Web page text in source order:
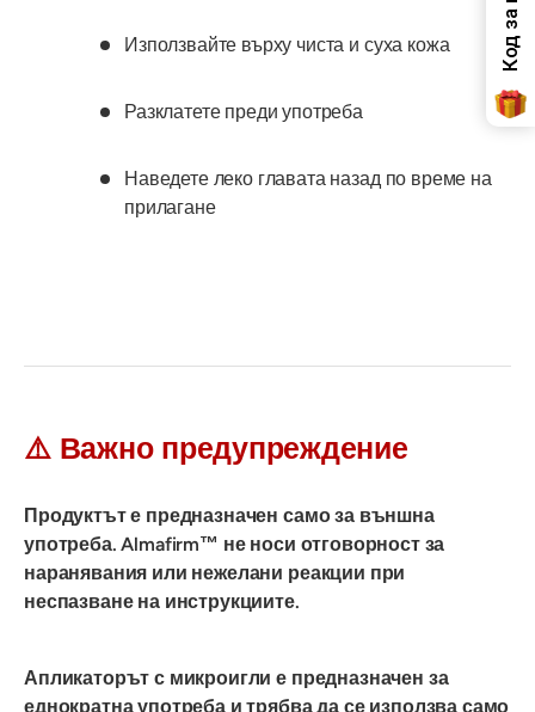
Използвайте върху чиста и суха кожа
Разклатете преди употреба
Наведете леко главата назад по време на
прилагане
⚠️ Важно предупреждение
Продуктът е предназначен само за външна
употреба. Almafirm™ не носи отговорност за
наранявания или нежелани реакции при
неспазване на инструкциите.
Апликаторът с микроигли е предназначен за
еднократна употреба и трябва да се използва само